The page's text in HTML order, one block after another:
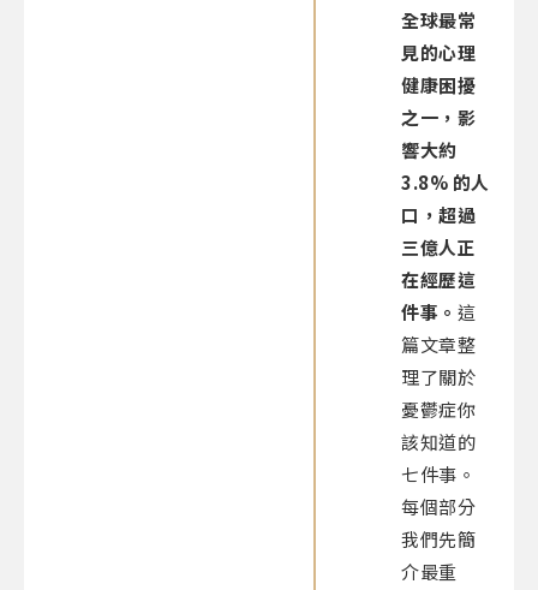
全球最常
見的心理
健康困擾
之一，影
響大約
3.8% 的人
口，超過
三億人正
在經歷這
件事。 這
篇文章整
理了關於
憂鬱症你
該知道的
七件事。
每個部分
我們先簡
介最重